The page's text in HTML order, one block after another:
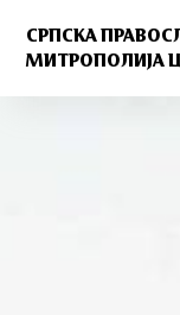
СРПСКА
МИТРОПОЛИЈА